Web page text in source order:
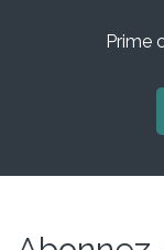
Prime